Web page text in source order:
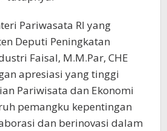
Pariwasata RI yang
Deputi Peningkatan
Faisal, M.M.Par, CHE
apresiasi yang tinggi
Pariwisata dan Ekonomi
pemangku kepentingan
dan berinovasi dalam